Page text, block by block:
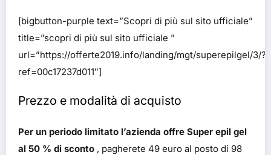
[bigbutton-purple text=”Scopri di più sul sito ufficiale”
title=”scopri di più sul sito ufficiale ”
url=”https://offerte2019.info/landing/mgt/superepilgel/3/?
ref=00c17237d011″]
Prezzo e modalità di acquisto
Per un periodo limitato l’azienda offre Super epil gel
al 50 % di sconto , pagherete 49 euro al posto di 98